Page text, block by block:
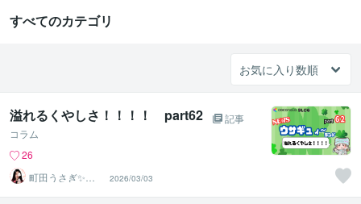
すべてのカテゴリ
溢れるくやしさ！！！！ part62
記事
コラム
26
町田うさぎ✨閃
光の幸せ届け人
♡怪談師⛩️
2026/03/03